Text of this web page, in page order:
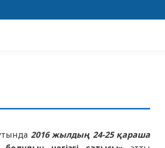
2016 жылдың 24-25қараша